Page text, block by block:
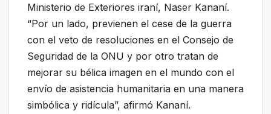
Ministerio de Exteriores iraní, Naser Kananí.
“Por un lado, previenen el cese de la guerra
con el veto de resoluciones en el Consejo de
Seguridad de la ONU y por otro tratan de
mejorar su bélica imagen en el mundo con el
envío de asistencia humanitaria en una manera
simbólica y ridícula”, afirmó Kananí.